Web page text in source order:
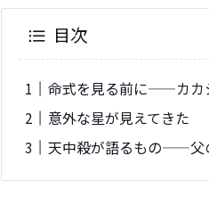
目次
命式を見る前に——カカ
意外な星が見えてきた
天中殺が語るもの——父